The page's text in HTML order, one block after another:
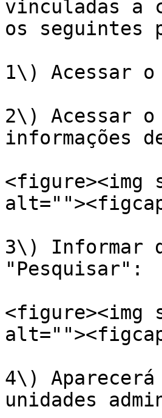
vinculadas a
os seguintes
1\) Acessar o
2\) Acessar o
informações
<figure><img
3\) Informar
"Pesquisar":
<figure><img
4\)
unidades